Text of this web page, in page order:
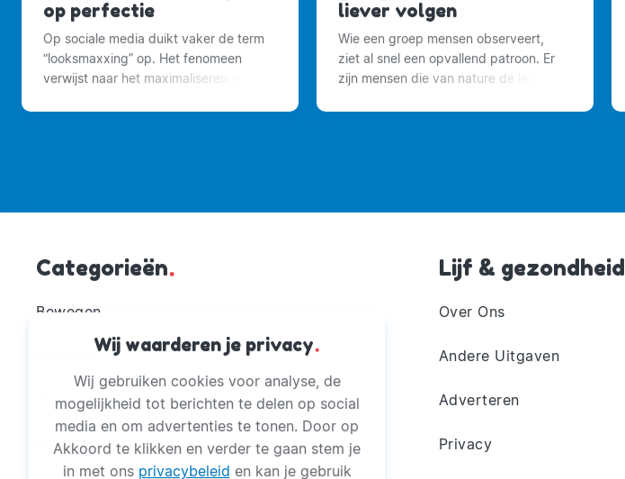
op perfectie
Op sociale media duikt vaker de term
“looksmaxxing” op. Het fenomeen
verwijst naar het maximaliseren van je
liever volgen
Wie een groep mensen observeert,
ziet al snel een opvallend patroon. Er
zijn mensen die van nature de leiding
Categorieën.
Bewegen
Psyche
Uiterlijk
Lijf & gezondheid
Over Ons
Andere Uitgaven
Adverteren
Privacy
Wij waarderen je privacy.
Wij gebruiken cookies voor analyse, de
mogelijkheid tot berichten te delen op social
media en om advertenties te tonen. Door op
Akkoord te klikken en verder te gaan stem je
in met ons privacybeleid en kan je gebruik